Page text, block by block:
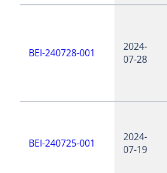
BEI-240728-001
2024-
07-28
BEI-240725-001
2024-
07-19